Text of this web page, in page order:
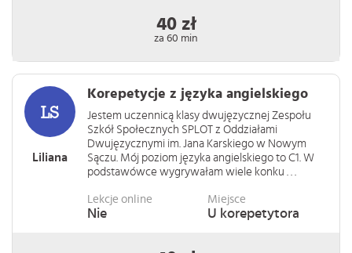
40 zł
za 60 min
Liliana
Korepetycje z języka angielskiego
Jestem uczennicą klasy dwujęzycznej Zespołu
Szkół Społecznych SPLOT z Oddziałami
Dwujęzycznymi im. Jana Karskiego w Nowym
Sączu. Mój poziom języka angielskiego to C1. W
podstawówce wygrywałam wiele konku . . .
Lekcje online
Nie
Miejsce
U korepetytora